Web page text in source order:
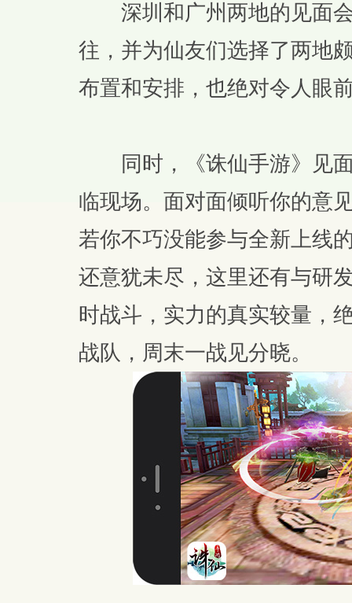
深圳和广州两地的见面会
往，并为仙友们选择了两地
布置和安排，也绝对令人眼
同时，《诛仙手游》见面
临现场。面对面倾听你的意
若你不巧没能参与全新上线
还意犹未尽，这里还有与研
时战斗，实力的真实较量，
战队，周末一战见分晓。